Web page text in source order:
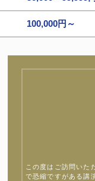
100,000円～
この度はご訪問いた
で恐縮ですがある講